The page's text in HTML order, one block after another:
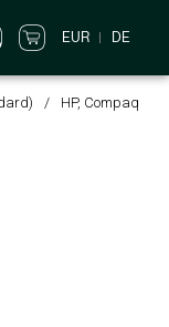
EUR DE
HP, Compaq